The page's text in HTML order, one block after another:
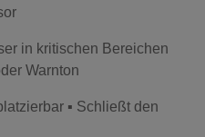
in kritischen Bereichen
Warnton
▪ Schließt den